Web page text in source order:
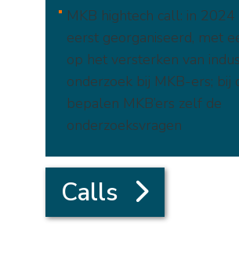
MKB hightech call: in
eerst georganiseerd, met
op het versterken van
onderzoek bij MKB-ers; bij
bepalen MKB’ers zelf de
onderzoeksvragen
Calls